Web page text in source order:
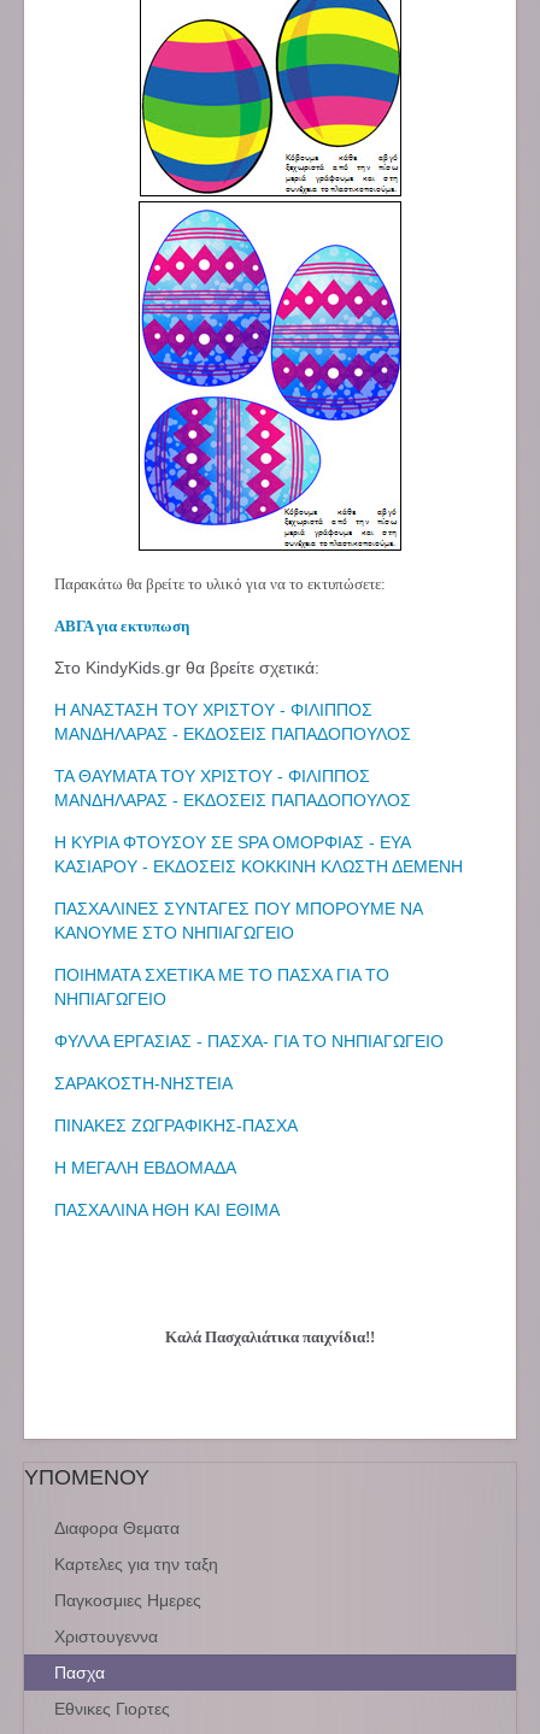
Παρακάτω θα βρείτε το υλικό για να το εκτυπώσετε:
ΑΒΓΑ για εκτυπωση
Στο KindyKids.gr θα βρείτε σχετικά:
Η ΑΝΑΣΤΑΣΗ ΤΟΥ ΧΡΙΣΤΟΥ - ΦΙΛΙΠΠΟΣ
ΜΑΝΔΗΛΑΡΑΣ - ΕΚΔΟΣΕΙΣ ΠΑΠΑΔΟΠΟΥΛΟΣ
ΤΑ ΘΑΥΜΑΤΑ ΤΟΥ ΧΡΙΣΤΟΥ - ΦΙΛΙΠΠΟΣ
ΜΑΝΔΗΛΑΡΑΣ - ΕΚΔΟΣΕΙΣ ΠΑΠΑΔΟΠΟΥΛΟΣ
Η ΚΥΡΙΑ ΦΤΟΥΣΟΥ ΣΕ SPA ΟΜΟΡΦΙΑΣ - ΕΥΑ
ΚΑΣΙΑΡΟΥ - ΕΚΔΟΣΕΙΣ ΚΟΚΚΙΝΗ ΚΛΩΣΤΗ ΔΕΜΕΝΗ
ΠΑΣΧΑΛΙΝΕΣ ΣΥΝΤΑΓΕΣ ΠΟΥ ΜΠΟΡΟΥΜΕ ΝΑ
ΚΑΝΟΥΜΕ ΣΤΟ ΝΗΠΙΑΓΩΓΕΙΟ
ΠΟΙΗΜΑΤΑ ΣΧΕΤΙΚΑ ΜΕ ΤΟ ΠΑΣΧΑ ΓΙΑ ΤΟ
ΝΗΠΙΑΓΩΓΕΙΟ
ΦΥΛΛΑ ΕΡΓΑΣΙΑΣ - ΠΑΣΧΑ- ΓΙΑ ΤΟ ΝΗΠΙΑΓΩΓΕΙΟ
ΣΑΡΑΚΟΣΤΗ-ΝΗΣΤΕΙΑ
ΠΙΝΑΚΕΣ ΖΩΓΡΑΦΙΚΗΣ-ΠΑΣΧΑ
Η ΜΕΓΑΛΗ ΕΒΔΟΜΑΔΑ
ΠΑΣΧΑΛΙΝΑ ΗΘΗ ΚΑΙ ΕΘΙΜΑ
Καλά Πασχαλιάτικα παιχνίδια!!
ΥΠΟΜΕΝΟΥ
Διαφορα Θεματα
Καρτελες για την ταξη
Παγκοσμιες Ημερες
Χριστουγεννα
Πασχα
Εθνικες Γιορτες